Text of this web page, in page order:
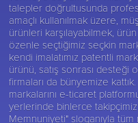
talepler doğrultusunda
amaçlı kullanılmak üzere,
ürünleri karşılayabilmek,
özenle seçtiğimiz seçkin
kendi imalatımız patentli
ürünü, satış sonrası desteği
firmaları da bünyemize
markalarını e-ticaret
yerlerinde binlerce takipçimiz
Memnuniyeti" sloganıyla